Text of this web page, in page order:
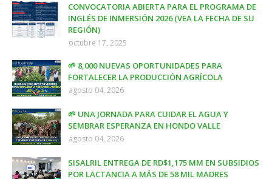
CONVOCATORIA ABIERTA PARA EL PROGRAMA DE
INGLÉS DE INMERSIÓN 2026 (VEA LA FECHA DE SU
REGIÓN)
octubre 17, 2025
🌱 8,000 NUEVAS OPORTUNIDADES PARA
FORTALECER LA PRODUCCIÓN AGRÍCOLA
agosto 04, 2026
🌱 UNA JORNADA PARA CUIDAR EL AGUA Y
SEMBRAR ESPERANZA EN HONDO VALLE
agosto 04, 2026
SISALRIL ENTREGA DE RD$1,175 MM EN SUBSIDIOS
POR LACTANCIA A MÁS DE 58 MIL MADRES